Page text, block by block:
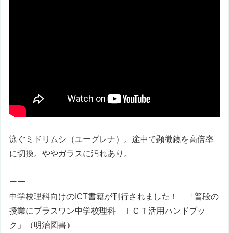
泳ぐミドリムシ（ユーグレナ）。途中で顕微鏡を高倍率
に切換。ややガラスに汚れあり。
ーー
中学校理科向けのICT書籍が刊行されました！ 「普段の
授業にプラスワン中学校理科 ＩＣＴ活用ハンドブッ
ク 」（明治図書）